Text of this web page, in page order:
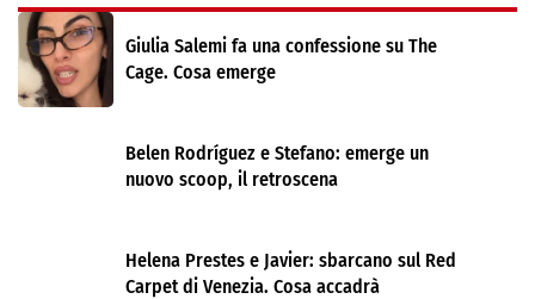
Giulia Salemi fa una confessione su The
Cage. Cosa emerge
Belen Rodríguez e Stefano: emerge un
nuovo scoop, il retroscena
Helena Prestes e Javier: sbarcano sul Red
Carpet di Venezia. Cosa accadrà